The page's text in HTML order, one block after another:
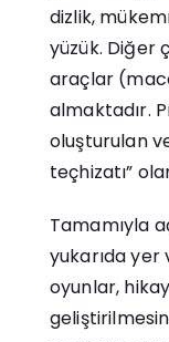
dizlik,
yüzük. Diğer
araçlar
almaktadır.
oluşturulan
teçhizatı”
Tamamıyla
yukarıda
oyunlar,